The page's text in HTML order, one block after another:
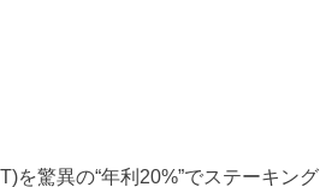
を驚異の“年利20%”でステーキング